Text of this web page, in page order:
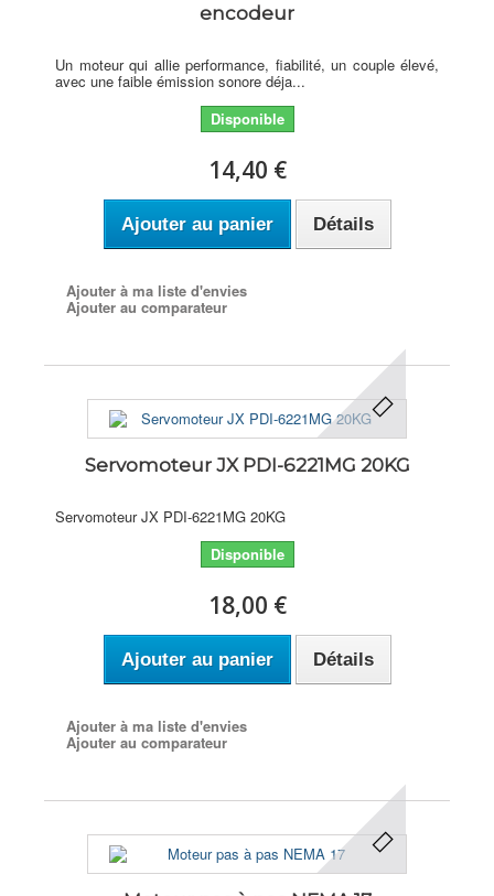
encodeur
Un moteur qui allie performance, fiabilité, un couple élevé,
avec une faible émission sonore déja...
Disponible
14,40 €
Ajouter au panier Détails
Ajouter à ma liste d'envies
Ajouter au comparateur
Servomoteur JX PDI-6221MG 20KG
Servomoteur JX PDI-6221MG 20KG
Disponible
18,00 €
Ajouter au panier Détails
Ajouter à ma liste d'envies
Ajouter au comparateur